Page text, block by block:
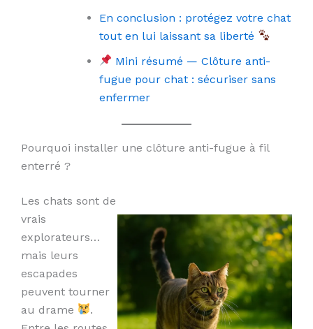
En conclusion : protégez votre chat
tout en lui laissant sa liberté
Mini résumé — Clôture anti-
fugue pour chat : sécuriser sans
enfermer
Pourquoi installer une clôture anti-fugue à fil
enterré ?
Les chats sont de
vrais
explorateurs…
mais leurs
escapades
peuvent tourner
au drame
.